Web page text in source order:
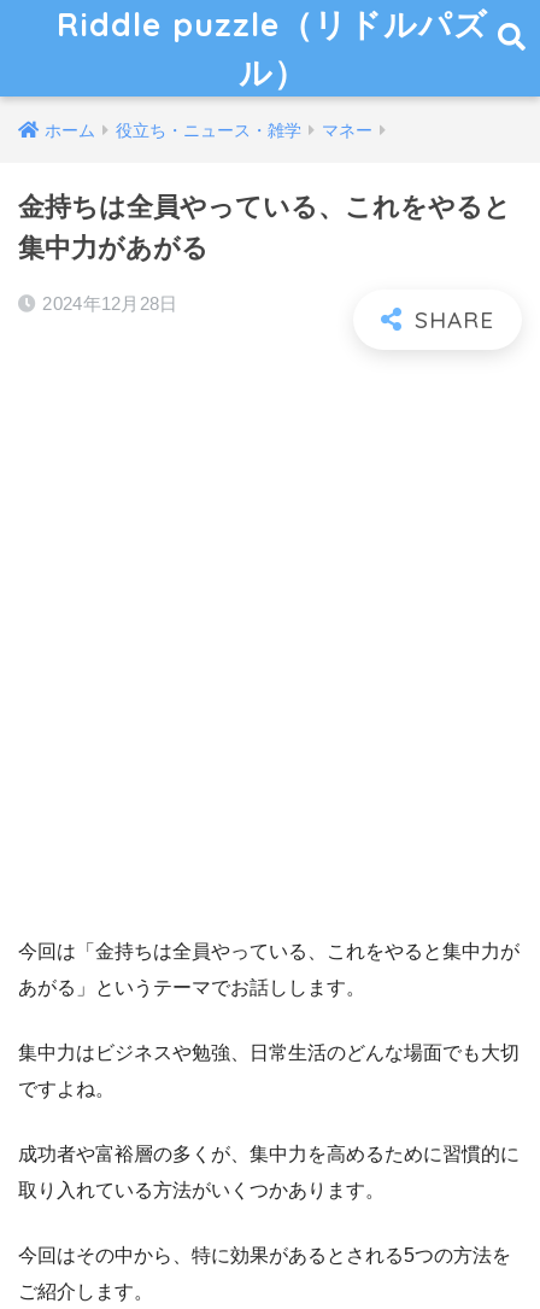
Riddle puzzle（リドルパズ
ル）
ホーム 役立ち・ニュース・雑学 マネー
金持ちは全員やっている、これをやると
集中力があがる
2024年12月28日
今回は「金持ちは全員やっている、これをやると集中力が
あがる」というテーマでお話しします。
集中力はビジネスや勉強、日常生活のどんな場面でも大切
ですよね。
成功者や富裕層の多くが、集中力を高めるために習慣的に
取り入れている方法がいくつかあります。
今回はその中から、特に効果があるとされる5つの方法を
ご紹介します。